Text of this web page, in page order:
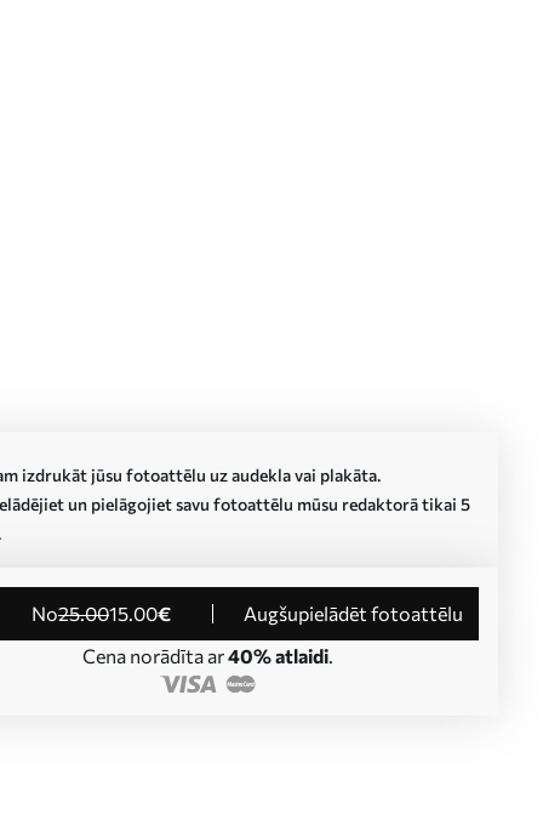
izdrukāt jūsu fotoattēlu uz audekla vai plakāta.
un pielāgojiet savu fotoattēlu mūsu redaktorā tikai 5
no25.0015.00€
Augšupielādēt fotoattēlu
Cena norādīta ar40% atlaidi.